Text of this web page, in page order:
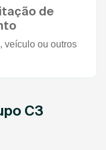
de
veículo ou outros
C3